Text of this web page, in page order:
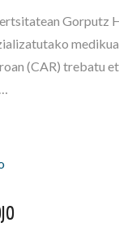
Gorputz
(CAR) trebatu